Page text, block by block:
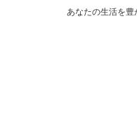
あなたの生活を豊